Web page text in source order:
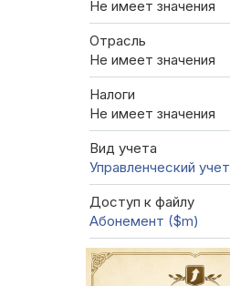
Не имеет значения
Отрасль
Не имеет значения
Налоги
Не имеет значения
Вид учета
Управленческий учет
Доступ к файлу
Абонемент ($m)